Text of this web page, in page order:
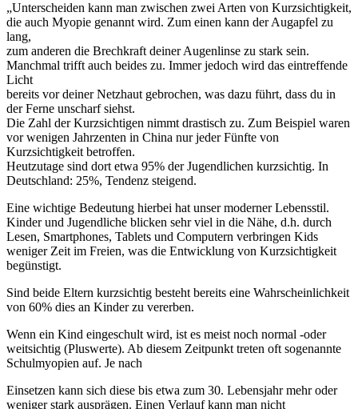
„Unterscheiden kann man zwischen zwei Arten von Kurzsichtigkeit,
die auch Myopie genannt wird. Zum einen kann der Augapfel zu
lang,
zum anderen die Brechkraft deiner Augenlinse zu stark sein.
Manchmal trifft auch beides zu. Immer jedoch wird das eintreffende
Licht
bereits vor deiner Netzhaut gebrochen, was dazu führt, dass du in
der Ferne unscharf siehst.
Die Zahl der Kurzsichtigen nimmt drastisch zu. Zum Beispiel waren
vor wenigen Jahrzenten in China nur jeder Fünfte von
Kurzsichtigkeit betroffen.
Heutzutage sind dort etwa 95% der Jugendlichen kurzsichtig. In
Deutschland: 25%, Tendenz steigend.
Eine wichtige Bedeutung hierbei hat unser moderner Lebensstil.
Kinder und Jugendliche blicken sehr viel in die Nähe, d.h. durch
Lesen, Smartphones, Tablets und Computern verbringen Kids
weniger Zeit im Freien, was die Entwicklung von Kurzsichtigkeit
begünstigt.
Sind beide Eltern kurzsichtig besteht bereits eine Wahrscheinlichkeit
von 60% dies an Kinder zu vererben.
Wenn ein Kind eingeschult wird, ist es meist noch normal -oder
weitsichtig (Pluswerte). Ab diesem Zeitpunkt treten oft sogenannte
Schulmyopien auf. Je nach
Einsetzen kann sich diese bis etwa zum 30. Lebensjahr mehr oder
weniger stark ausprägen. Einen Verlauf kann man nicht